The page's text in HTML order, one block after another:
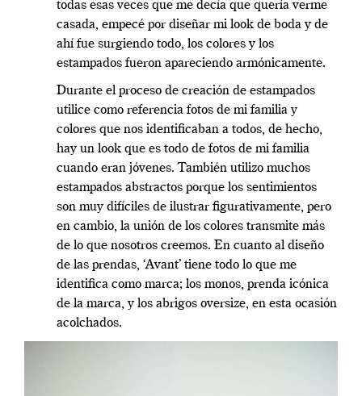
todas esas veces que me decía que quería verme
casada, empecé por diseñar mi look de boda y de
ahí fue surgiendo todo, los colores y los
estampados fueron apareciendo armónicamente.
Durante el proceso de creación de estampados
utilice como referencia fotos de mi familia y
colores que nos identificaban a todos, de hecho,
hay un look que es todo de fotos de mi familia
cuando eran jóvenes. También utilizo muchos
estampados abstractos porque los sentimientos
son muy difíciles de ilustrar figurativamente, pero
en cambio, la unión de los colores transmite más
de lo que nosotros creemos. En cuanto al diseño
de las prendas, ‘Avant’ tiene todo lo que me
identifica como marca; los monos, prenda icónica
de la marca, y los abrigos oversize, en esta ocasión
acolchados.